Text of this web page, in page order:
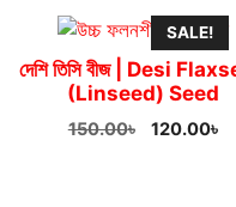
SALE!
দেশি তিসি বীজ | Desi
(Linseed) Seed
150.00৳
Original
120.00৳